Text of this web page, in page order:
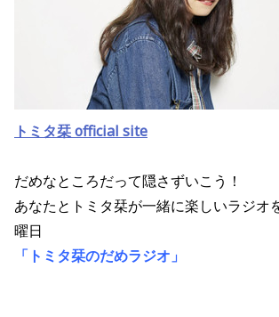
トミタ栞 official site
だめなところだって隠さずいこう！
あなたとトミタ栞が一緒に楽しいラジオ
曜日
「トミタ栞のだめラジオ」